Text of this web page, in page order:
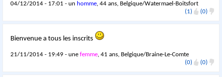
04/12/2014 - 17:01 - un homme, 44 ans, Belgique/Watermael-Boitsfort
(1)
(0)
Bienvenue a tous les inscrits
21/11/2014 - 19:49 - unefemme, 41 ans, Belgique/Braine-Le-Comte
(0)
(0)